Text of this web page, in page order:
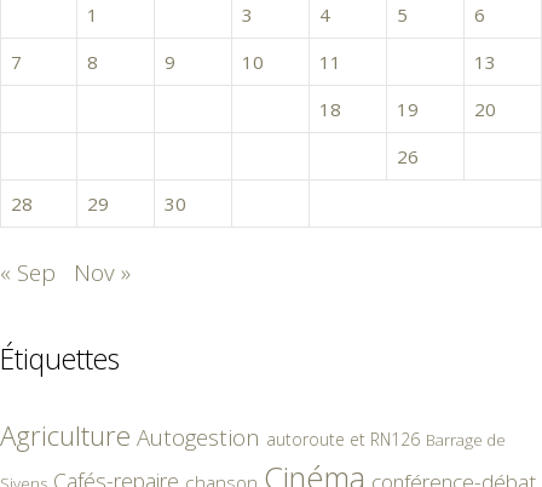
1
3 4 5
6
7
8 9 10 11
13
18 19
20
26
28
29 30
« Sep Nov »
Étiquettes
Agriculture Autogestion autoroute et RN126 Barrage de
Cafés-repaire Cinéma conférence-débat